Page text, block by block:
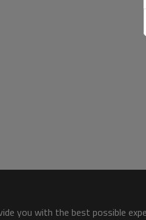
you with the best possible